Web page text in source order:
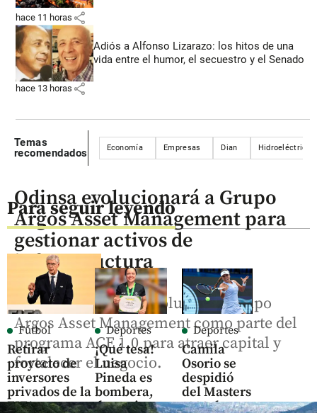
hace 11 horas share
Adiós a Alfonso Lizarazo: los hitos de una
vida entre el humor, el secuestro y el Senado
hace 13 horas share
Temas
recomendados
Economía Empresas Dian Hidroeléctricas
Para seguir leyendo
Fútbol
Retirar
proyecto de
inversores
privados de la
FIFA era
Deportes
¡Qué tesa!
Luisa
Pineda es
bombera,
deportista y
Deportes
Camila
Osorio se
despidió
del Masters
1000 de
Odinsa evolucionará a Grupo
Argos Asset Management para
gestionar activos de
infraestructura
Odinsa iniciará su evolución a Grupo
Argos Asset Management como parte del
programa ACE 1.0 para atraer capital y
fortalecer el negocio.